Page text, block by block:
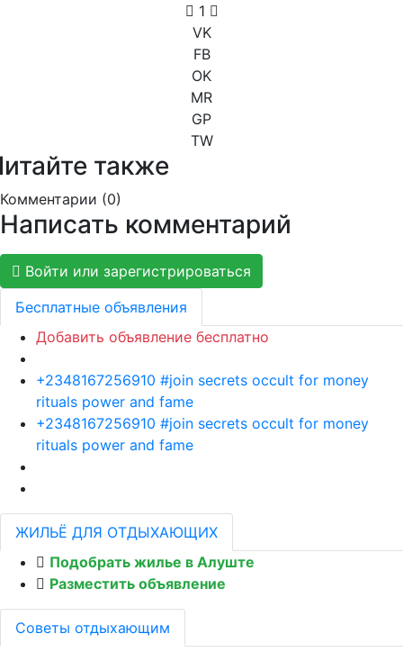
1
VK
FB
OK
MR
GP
TW
также
Комментарии (0)
Написать комментарий
Войти или зарегистрироваться
Бесплатные объявления
Добавить объявление бесплатно
+2348167256910 #join secrets occult for money
rituals power and fame
+2348167256910 #join secrets occult for money
rituals power and fame
ЖИЛЬЁ ДЛЯ ОТДЫХАЮЩИХ
Подобрать жилье в Алуште
Разместить объявление
Советы отдыхающим